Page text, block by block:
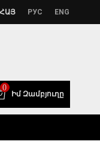
ՀԱՅ РУС ENG
0
Իմ Զամբյուղը